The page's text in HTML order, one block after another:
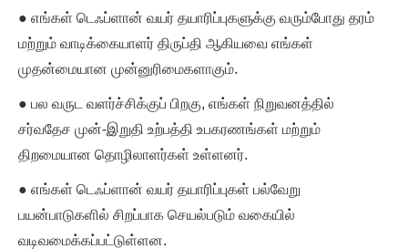
● எங்கள் டெஃப்ளான் வயர் தயாரிப்புகளுக்கு வரும்போது தரம்
மற்றும் வாடிக்கையாளர் திருப்தி ஆகியவை எங்கள்
முதன்மையான முன்னுரிமைகளாகும்.
● பல வருட வளர்ச்சிக்குப் பிறகு, எங்கள் நிறுவனத்தில்
சர்வதேச முன்-இறுதி உற்பத்தி உபகரணங்கள் மற்றும்
திறமையான தொழிலாளர்கள் உள்ளனர்.
● எங்கள் டெஃப்ளான் வயர் தயாரிப்புகள் பல்வேறு
பயன்பாடுகளில் சிறப்பாக செயல்படும் வகையில்
வடிவமைக்கப்பட்டுள்ளன.